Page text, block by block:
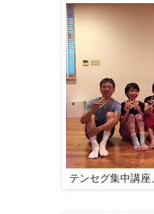
テンセグ集中講座